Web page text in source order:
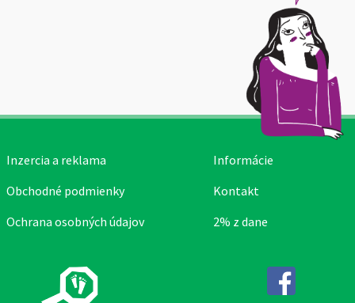
Inzercia a reklama
Obchodné podmienky
Ochrana osobných údajov
Informácie
Kontakt
2% z dane